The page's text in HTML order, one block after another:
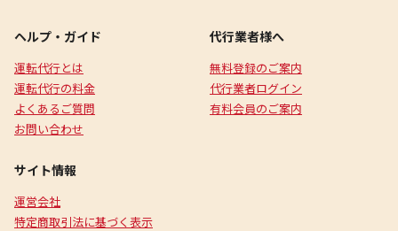
ヘルプ・ガイド
運転代行とは
運転代行の料金
よくあるご質問
お問い合わせ
代行業者様へ
無料登録のご案内
代行業者ログイン
有料会員のご案内
サイト情報
運営会社
特定商取引法に基づく表示